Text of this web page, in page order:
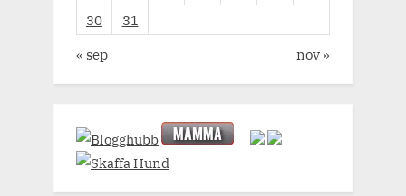
30
31
« sep
nov »